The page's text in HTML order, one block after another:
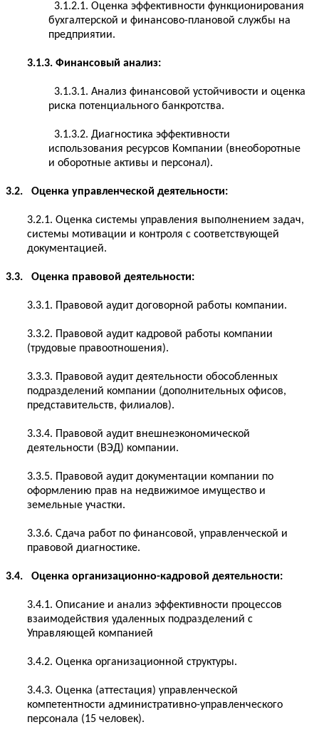
3.1.2.1. Оценка эффективности функционирования
бухгалтерской и финансово-плановой службы на
предприятии.
3.1.3. Финансовый анализ:
3.1.3.1. Анализ финансовой устойчивости и оценка
риска потенциального банкротства.
3.1.3.2. Диагностика эффективности
использования ресурсов Компании (внеоборотные
и оборотные активы и персонал).
3.2. Оценка управленческой деятельности:
3.2.1. Оценка системы управления выполнением задач,
системы мотивации и контроля с соответствующей
документацией.
3.3. Оценка правовой деятельности:
3.3.1. Правовой аудит договорной работы компании.
3.3.2. Правовой аудит кадровой работы компании
(трудовые правоотношения).
3.3.3. Правовой аудит деятельности обособленных
подразделений компании (дополнительных офисов,
представительств, филиалов).
3.3.4. Правовой аудит внешнеэкономической
деятельности (ВЭД) компании.
3.3.5. Правовой аудит документации компании по
оформлению прав на недвижимое имущество и
земельные участки.
3.3.6. Сдача работ по финансовой, управленческой и
правовой диагностике.
3.4. Оценка организационно-кадровой деятельности:
3.4.1. Описание и анализ эффективности процессов
взаимодействия удаленных подразделений с
Управляющей компанией
3.4.2. Оценка организационной структуры.
3.4.3. Оценка (аттестация) управленческой
компетентности административно-управленческого
персонала (15 человек).